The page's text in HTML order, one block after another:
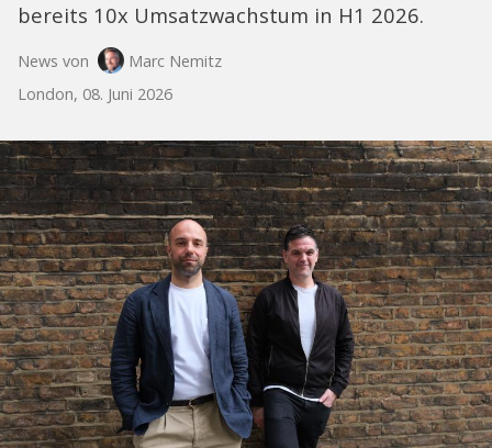
bereits 10x Umsatzwachstum in H1 2026.
News von
Marc Nemitz
London, 08. Juni 2026